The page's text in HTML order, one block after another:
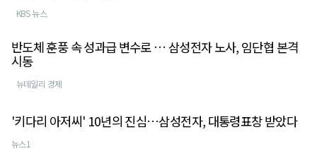
KBS 뉴스
반도체 훈풍 속 성과급 변수로 … 삼성전자 노사, 임단협 본격
시동
뉴데일리 경제
'키다리 아저씨' 10년의 진심…삼성전자, 대통령표창 받았다
뉴스1